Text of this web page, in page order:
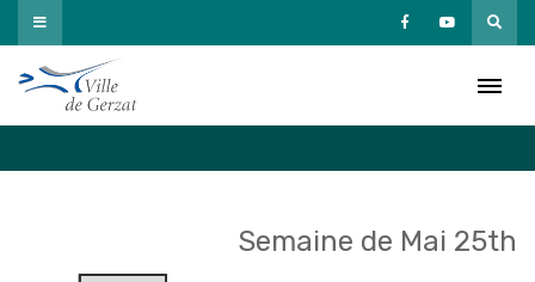
Passer
au
contenu
Semaine de Mai 25th